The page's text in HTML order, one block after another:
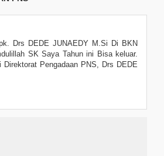
Drs DEDE JUNAEDY M.Si Di BKN
SK Saya Tahun ini Bisa keluar.
Pengadaan PNS, Drs DEDE